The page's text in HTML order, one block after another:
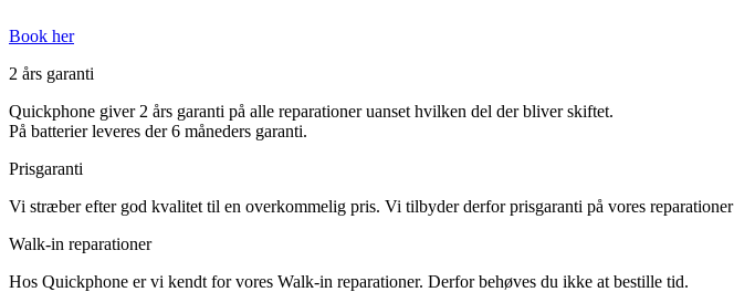
Book her
2 års garanti
Quickphone giver 2 års garanti på alle reparationer uanset hvilken del der bliver skiftet.
På batterier leveres der 6 måneders garanti.
Prisgaranti
Vi stræber efter god kvalitet til en overkommelig pris. Vi tilbyder derfor prisgaranti på vores reparationer
Walk-in reparationer
Hos Quickphone er vi kendt for vores Walk-in reparationer. Derfor behøves du ikke at bestille tid.